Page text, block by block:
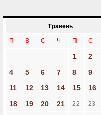
Травень
П В С Ч П С
1 2
4
5 6 7 8 9
11
12 13 14 15 16
18
19 20 21 22 23